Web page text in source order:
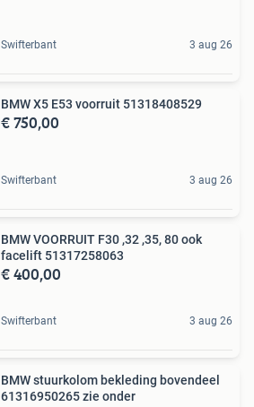
Swifterbant 3 aug 26
BMW X5 E53 voorruit 51318408529
€ 750,00
Swifterbant 3 aug 26
BMW VOORRUIT F30 ,32 ,35, 80 ook
facelift 51317258063
€ 400,00
Swifterbant 3 aug 26
BMW stuurkolom bekleding bovendeel
61316950265 zie onder